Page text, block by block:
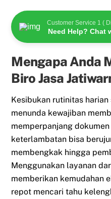
Customer Service 1 (
Need Help? Chat
Mengapa Anda
Biro Jasa
Kesibukan rutinitas
menunda kewajiban
memperpanjang
keterlambatan bisa
membengkak hingga
Menggunakan layanan
memberikan kemudahan
repot mencari tahu